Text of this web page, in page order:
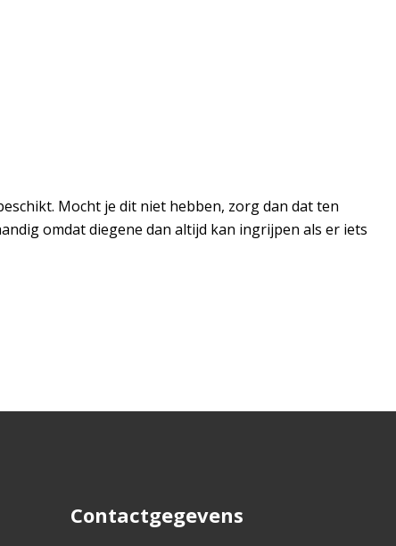
Mocht je dit niet hebben, zorg dan dat ten
omdat diegene dan altijd kan ingrijpen als er iets
Contactgegevens